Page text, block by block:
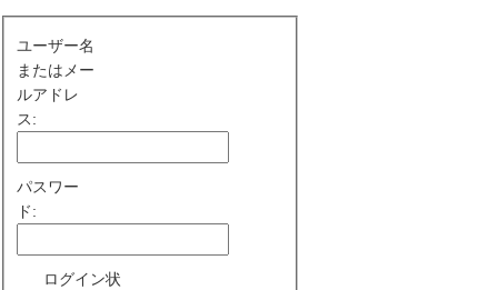
ユーザー名
またはメー
ルアドレ
ス:
パスワー
ド:
ログイン状